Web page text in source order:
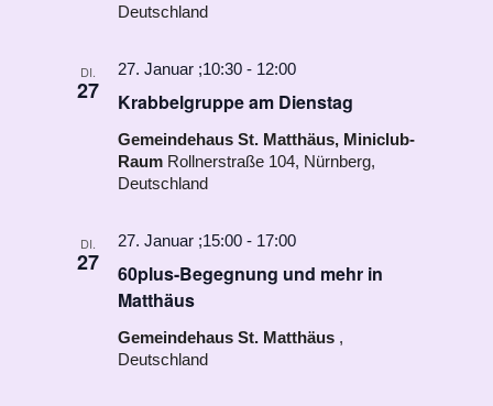
Deutschland
DI.
27 Krabbelgruppe am Dienstag
27. Januar ;10:30 - 12:00
Gemeindehaus St. Matthäus, Miniclub-
Raum Rollnerstraße 104, Nürnberg,
Deutschland
DI.
27
60plus-Begegnung und mehr in
Matthäus
27. Januar ;15:00 - 17:00
Gemeindehaus St. Matthäus ,
Deutschland